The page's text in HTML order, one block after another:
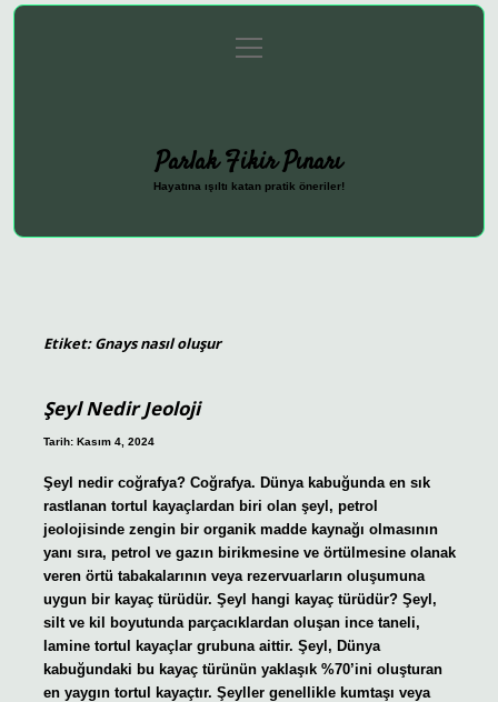
Gizlilik Politikası
menüyü
aç
Parlak Fikir Pınarı
Hayatına ışıltı katan pratik öneriler!
Etiket:Gnays nasıl oluşur
Şeyl Nedir Jeoloji
Tarih: Kasım 4, 2024
Şeyl nedir coğrafya? Coğrafya. Dünya kabuğunda en sık
rastlanan tortul kayaçlardan biri olan şeyl, petrol
jeolojisinde zengin bir organik madde kaynağı olmasının
yanı sıra, petrol ve gazın birikmesine ve örtülmesine olanak
veren örtü tabakalarının veya rezervuarların oluşumuna
uygun bir kayaç türüdür. Şeyl hangi kayaç türüdür? Şeyl,
silt ve kil boyutunda parçacıklardan oluşan ince taneli,
lamine tortul kayaçlar grubuna aittir. Şeyl, Dünya
kabuğundaki bu kayaç türünün yaklaşık %70’ini oluşturan
en yaygın tortul kayaçtır. Şeyller genellikle kumtaşı veya